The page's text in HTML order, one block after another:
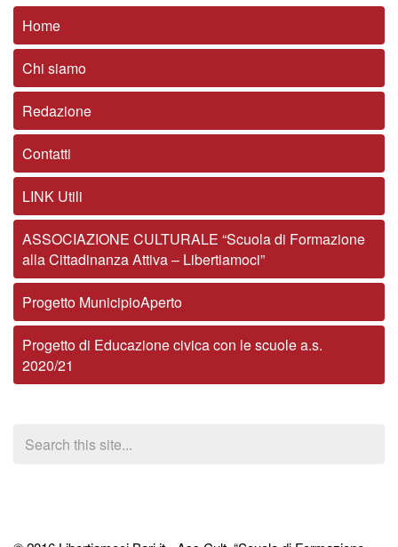
Home
Chi siamo
Redazione
Contatti
LINK Utili
ASSOCIAZIONE CULTURALE “Scuola di Formazione
alla Cittadinanza Attiva – Libertiamoci”
Progetto MunicipioAperto
Progetto di Educazione civica con le scuole a.s.
2020/21